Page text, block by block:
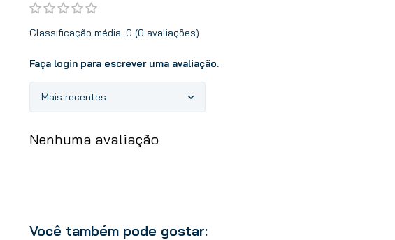
Classificação média: 0 (0 avaliações)
Faça login para escrever uma avaliação.
Mais recentes
Nenhuma avaliação
Você também pode gostar: